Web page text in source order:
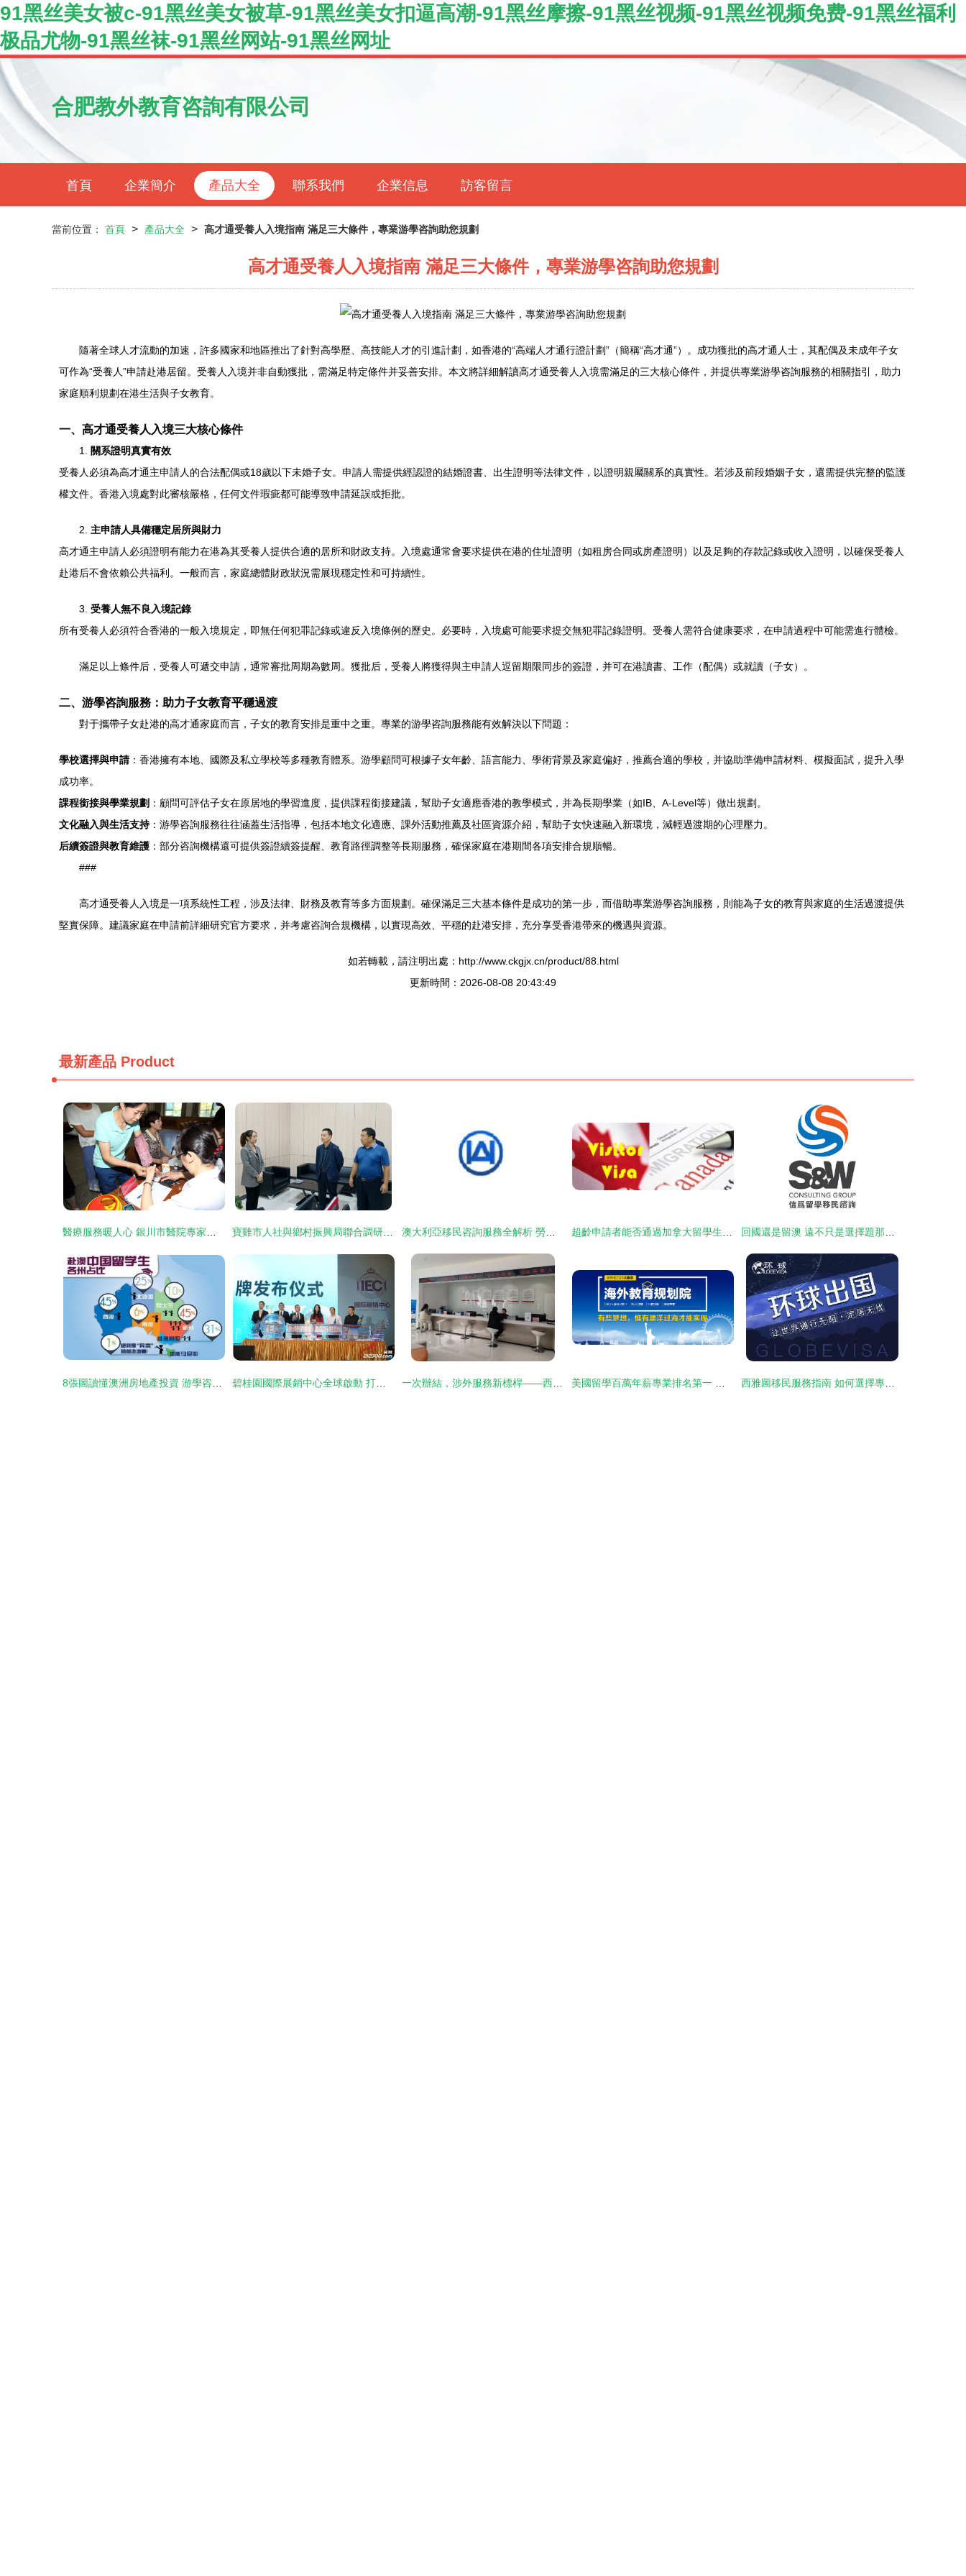
91黑丝美女被c-91黑丝美女被草-91黑丝美女扣逼高潮-91黑丝摩擦-91黑丝视频-91黑丝视频免费-91黑丝福利
极品尤物-91黑丝袜-91黑丝网站-91黑丝网址
合肥教外教育咨詢有限公司
首頁 企業簡介 產品大全 聯系我們 企業信息 訪客留言
當前位置： 首頁 > 產品大全 > 高才通受養人入境指南 滿足三大條件，專業游學咨詢助您規劃
高才通受養人入境指南 滿足三大條件，專業游學咨詢助您規劃
隨著全球人才流動的加速，許多國家和地區推出了針對高學歷、高技能人才的引進計劃，如香港的“高端人才通行證計劃”（簡稱“高才通”）。成功獲批的高才通人士，其配偶及未成年子女
可作為“受養人”申請赴港居留。受養人入境并非自動獲批，需滿足特定條件并妥善安排。本文將詳細解讀高才通受養人入境需滿足的三大核心條件，并提供專業游學咨詢服務的相關指引，助力
家庭順利規劃在港生活與子女教育。
一、高才通受養人入境三大核心條件
1.
關系證明真實有效
受養人必須為高才通主申請人的合法配偶或18歲以下未婚子女。申請人需提供經認證的結婚證書、出生證明等法律文件，以證明親屬關系的真實性。若涉及前段婚姻子女，還需提供完整的監護
權文件。香港入境處對此審核嚴格，任何文件瑕疵都可能導致申請延誤或拒批。
2. 主申請人具備穩定居所與財力
高才通主申請人必須證明有能力在港為其受養人提供合適的居所和財政支持。入境處通常會要求提供在港的住址證明（如租房合同或房產證明）以及足夠的存款記錄或收入證明，以確保受養人
赴港后不會依賴公共福利。一般而言，家庭總體財政狀況需展現穩定性和可持續性。
3. 受養人無不良入境記錄
所有受養人必須符合香港的一般入境規定，即無任何犯罪記錄或違反入境條例的歷史。必要時，入境處可能要求提交無犯罪記錄證明。受養人需符合健康要求，在申請過程中可能需進行體檢。
滿足以上條件后，受養人可遞交申請，通常審批周期為數周。獲批后，受養人將獲得與主申請人逗留期限同步的簽證，并可在港讀書、工作（配偶）或就讀（子女）。
二、游學咨詢服務：助力子女教育平穩過渡
對于攜帶子女赴港的高才通家庭而言，子女的教育安排是重中之重。專業的游學咨詢服務能有效解決以下問題：
學校選擇與申請：香港擁有本地、國際及私立學校等多種教育體系。游學顧問可根據子女年齡、語言能力、學術背景及家庭偏好，推薦合適的學校，并協助準備申請材料、模擬面試，提升入學
成功率。
課程銜接與學業規劃 ：顧問可評估子女在原居地的學習進度，提供課程銜接建議，幫助子女適應香港的教學模式，并為長期學業（如IB、A-Level等）做出規劃。
文化融入與生活支持：游學咨詢服務往往涵蓋生活指導，包括本地文化適應、課外活動推薦及社區資源介紹，幫助子女快速融入新環境，減輕過渡期的心理壓力。
后續簽證與教育維護 ：部分咨詢機構還可提供簽證續簽提醒、教育路徑調整等長期服務，確保家庭在港期間各項安排合規順暢。
###
高才通受養人入境是一項系統性工程，涉及法律、財務及教育等多方面規劃。確保滿足三大基本條件是成功的第一步，而借助專業游學咨詢服務，則能為子女的教育與家庭的生活過渡提供
堅實保障。建議家庭在申請前詳細研究官方要求，并考慮咨詢合規機構，以實現高效、平穩的赴港安排，充分享受香港帶來的機遇與資源。
如若轉載，請注明出處：http://www.ckgjx.cn/product/88.html
更新時間：2026-08-08 20:43:49
最新產品 Product